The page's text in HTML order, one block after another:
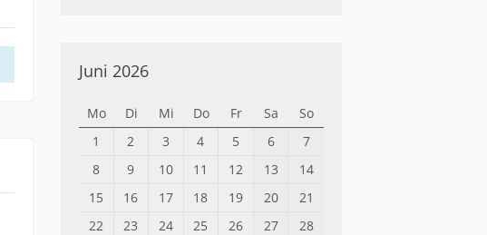
Juni 2026
Mo Di Mi Do Fr Sa
So
1
2 3 4 5 6
7
8
9 10 11 12 13
14
15
16 17 18 19 20
21
22
23 24 25 26 27
28